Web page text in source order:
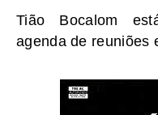
Tião Bocalom
agenda de reuniões